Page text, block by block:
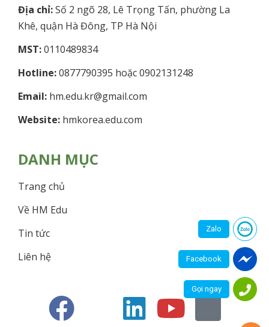
Địa chỉ:Số 2 ngõ 28, Lê Trọng Tấn, phường La
Khê, quận Hà Đông, TP Hà Nội
MST:0110489834
Hotline:0877790395 hoặc 0902131248
Email: hm.edu.kr@gmail.com
Website: hmkorea.edu.com
DANH MỤC
Trang chủ
Về HM Edu
Tin tức
Liên hệ
Zalo
Facebook
Gọi ngay